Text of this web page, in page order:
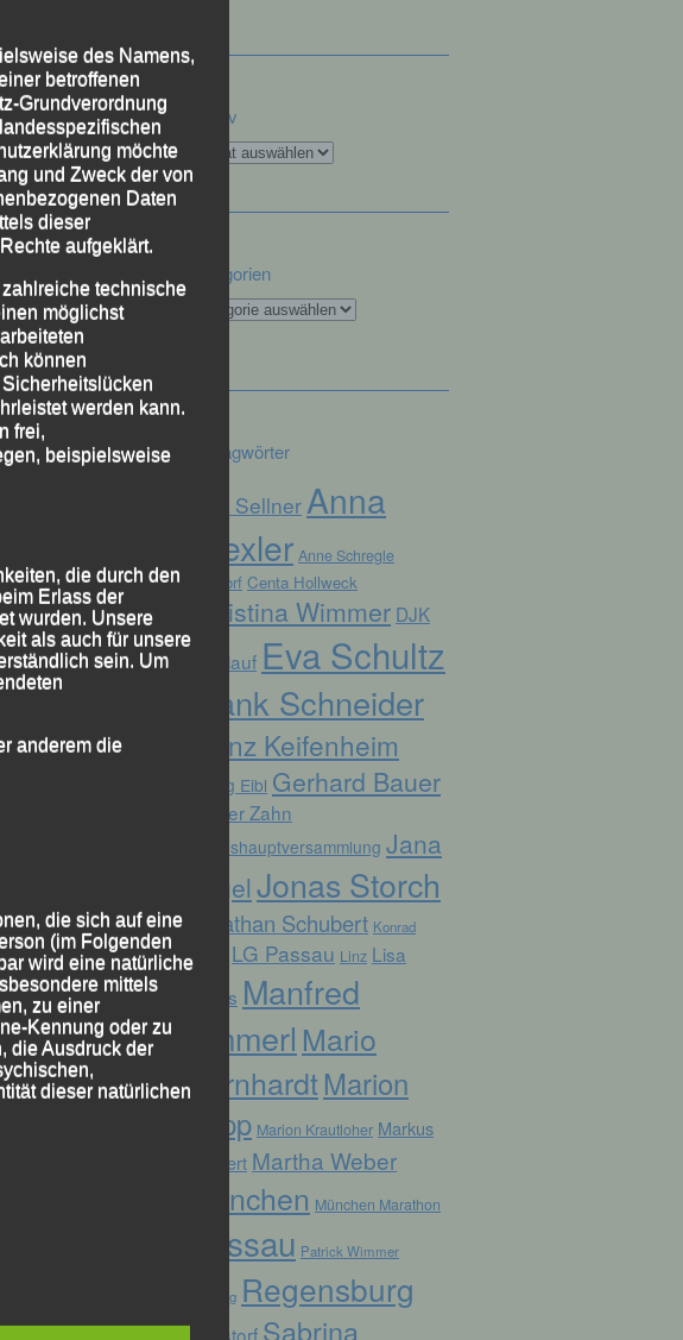
nach
und
Archiv
Archiv
Kategorien
Kategorien
Schlagwörter
Alex Sellner Anna
Drexler Anne Schregle
Arnstorf Centa Hollweck
Christina Wimmer DJK
Domlauf Eva Schultz
Frank Schneider
Franz Keifenheim
Georg Eibl Gerhard Bauer
Günter Zahn
Jahreshauptversammlung Jana
Vogel Jonas Storch
Jonathan Schubert Konrad
Kufner
LG Passau Linz Lisa
Fuchs Manfred
Ammerl Mario
BernhardtMarion
Kopp Marion Krautloher Markus
Weinert Martha Weber
München München Marathon
Passau Patrick Wimmer
Pocking Regensburg
Ruhstorf Sabrina
des Namens,
betroffenen
Grundverordnung
möchte
und Zweck der von
Daten
dieser
aufgeklärt.
technische
möglichst
können
werden kann.
frei,
beispielsweise
die durch den
Erlass der
wurden. Unsere
als auch für unsere
sein. Um
anderem die
die sich auf eine
(im Folgenden
wird eine natürliche
mittels
zu einer
Kennung oder zu
die Ausdruck der
dieser natürlichen